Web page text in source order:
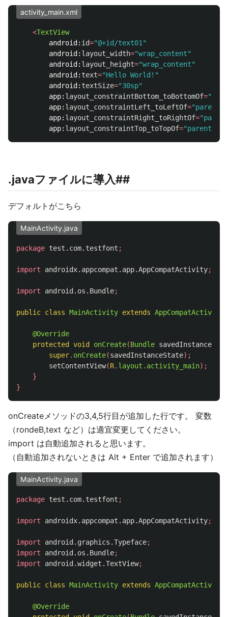
activity_main.xml
<TextView
android: id="@+id/text01"
android: layout_width="wrap_content"
android: layout_height="wrap_content"
android: text="Hello World!"
android: textSize="30sp"
app: layout_constraintBottom_toBottomOf=
app: layout_constraintLeft_toLeftOf="parent"
app: layout_constraintRight_toRightOf=
app: layout_constraintTop_toTopOf="parent"
.javaファイルに導入##
デフォルトがこちら
MainActivity.java
package test.com.testfont ;
import androidx.appcompat.app.AppCompatActivity;
import android.os.Bundle;
public class MainActivity extends AppCompatActivity
@Override
protected
void onCreate(Bundle
super. onCreate(savedInstanceState);
setContentView(R. layout . activity_main);
}
}
onCreateメソッドの3,4,5行目が追加した行です。 変数
（rondeB,text など）は適宜変更してください。
import は自動追加されると思います。
（自動追加されないときは Alt + Enter で追加されます）
MainActivity.java
package test.com.testfont ;
import androidx.appcompat.app.AppCompatActivity;
import android.graphics.Typeface;
import
android.os.Bundle;
import
android.widget.TextView;
public class MainActivity extends AppCompatActivity
@Override